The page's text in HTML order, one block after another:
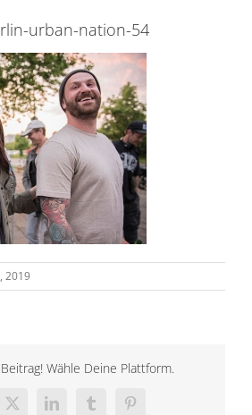
urban-nation-54
2019
Wähle Deine Plattform.
X LinkedInTumblrPinterest